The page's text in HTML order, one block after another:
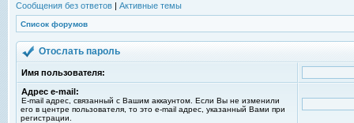
Сообщения без ответов | Активные темы
Список форумов
Отослать пароль
Имя пользователя:
Адрес e-mail:
E-mail адрес, связанный с Вашим аккаунтом. Если Вы не изменили
его в центре пользователя, то это e-mail адрес, указанный Вами при
регистрации.